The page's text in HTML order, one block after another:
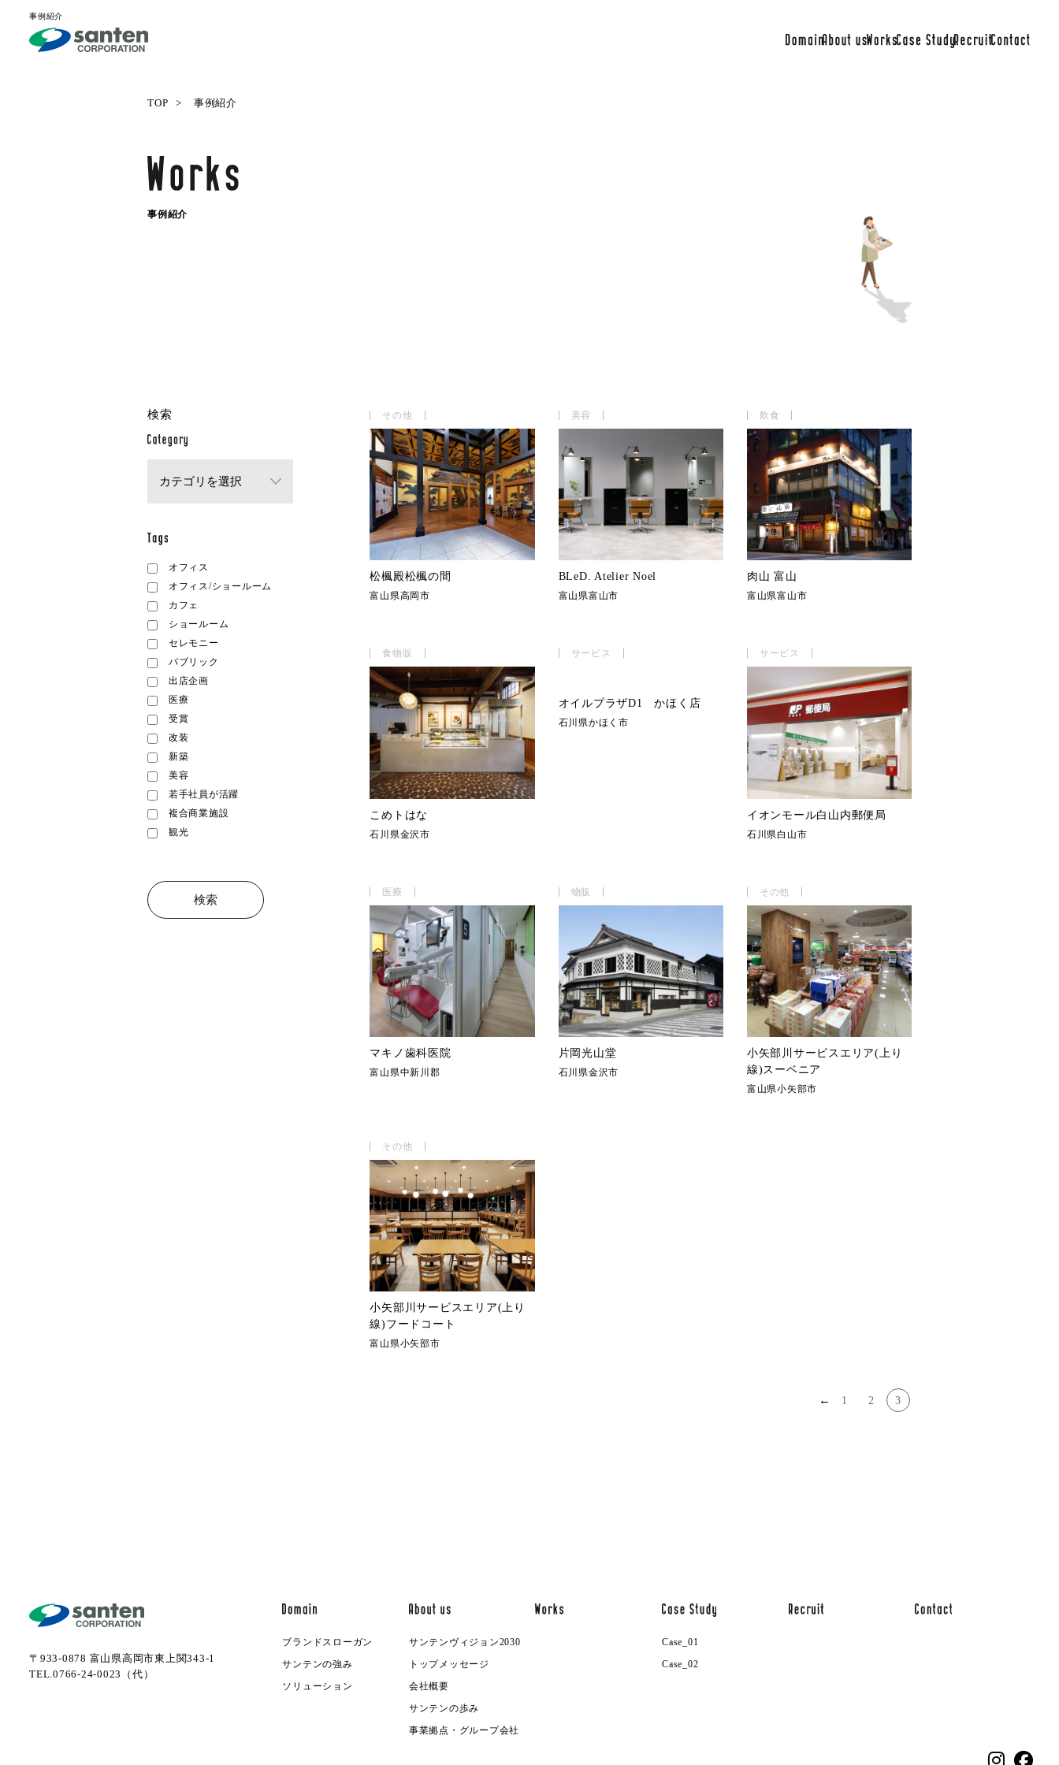
事例紹介
TOP 事例紹介
事例紹介
その他
松楓殿松楓の間
富山県高岡市
美容
BLeD. Atelier Noel
富山県富山市
飲食
肉山 富山
富山県富山市
食物販
こめトはな
石川県金沢市
サービス
オイルプラザD1 かほく店
石川県かほく市
サービス
イオンモール白山内郵便局
石川県白山市
医療
マキノ歯科医院
富山県中新川郡
物販
片岡光山堂
石川県金沢市
その他
小矢部川サービスエリア(上り
線)スーベニア
富山県小矢部市
その他
小矢部川サービスエリア(上り
線)フードコート
富山県小矢部市
← 1 2 3
検索
オフィス
オフィス/ショールーム
カフェ
ショールーム
セレモニー
パブリック
出店企画
医療
受賞
改装
新築
美容
若手社員が活躍
複合商業施設
観光
〒933-0878 富山県高岡市東上関343-1
TEL.0766-24-0023（代）
ブランドスローガン
サンテンの強み
ソリューション
サンテンヴィジョン2030
トップメッセージ
会社概要
サンテンの歩み
事業拠点・グループ会社
Case_01
Case_02